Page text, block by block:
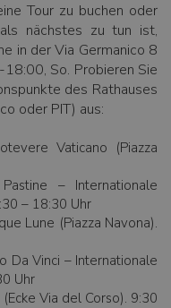
Tour zu buchen oder
nächstes zu tun ist,
in der Via Germanico 8
So. Probieren Sie
des Rathauses
oder PIT) aus:
Vaticano (Piazza
– Internationale
– 18:30 Uhr
Lune (Piazza Navona).
Da Vinci – Internationale
Uhr
Via del Corso). 9:30